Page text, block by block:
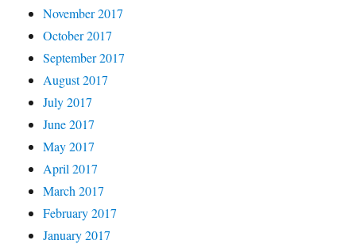
November 2017
October 2017
September 2017
August 2017
July 2017
June 2017
May 2017
April 2017
March 2017
February 2017
January 2017